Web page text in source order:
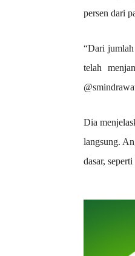
persen dari
“Dari
telah
Dia
langsung.
dasar,